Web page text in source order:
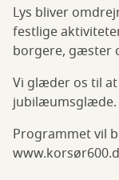
Lys bliver
festlige
borgere, gæster
Vi glæder os til
jubilæumsglæde.
Programmet vil